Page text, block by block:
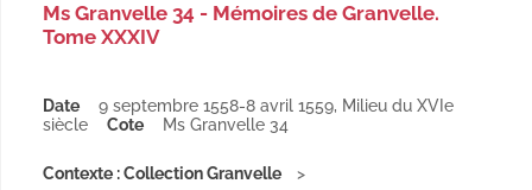
Ms Granvelle 34 - Mémoires de Granvelle.
Tome XXXIV
Date 9 septembre 1558-8 avril 1559, Milieu du XVIe
siècle
Cote Ms Granvelle 34
Contexte : Collection Granvelle